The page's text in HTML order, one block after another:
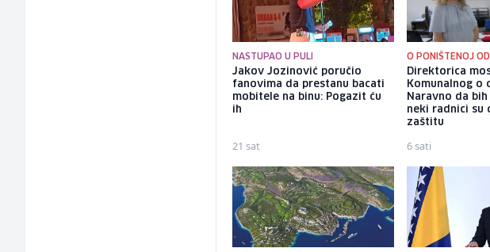
NASTUPAO U PULI
Jakov Jozinović poručio
fanovima da prestanu bacati
mobitele na binu: Pogazit ću
ih
21 sat
O PONIŠTENOJ
Direktorica
Komunalnog o
Naravno da
neki radnici su
zaštitu
6 sati